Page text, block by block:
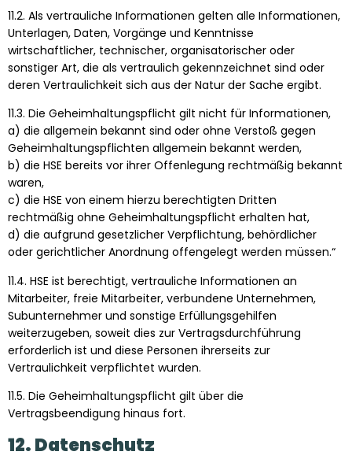
11.2. Als vertrauliche Informationen gelten alle Informationen,
Unterlagen, Daten, Vorgänge und Kenntnisse
wirtschaftlicher, technischer, organisatorischer oder
sonstiger Art, die als vertraulich gekennzeichnet sind oder
deren Vertraulichkeit sich aus der Natur der Sache ergibt.
11.3. Die Geheimhaltungspflicht gilt nicht für Informationen,
a) die allgemein bekannt sind oder ohne Verstoß gegen
Geheimhaltungspflichten allgemein bekannt werden,
b) die HSE bereits vor ihrer Offenlegung rechtmäßig bekannt
waren,
c) die HSE von einem hierzu berechtigten Dritten
rechtmäßig ohne Geheimhaltungspflicht erhalten hat,
d) die aufgrund gesetzlicher Verpflichtung, behördlicher
oder gerichtlicher Anordnung offengelegt werden müssen.“
11.4. HSE ist berechtigt, vertrauliche Informationen an
Mitarbeiter, freie Mitarbeiter, verbundene Unternehmen,
Subunternehmer und sonstige Erfüllungsgehilfen
weiterzugeben, soweit dies zur Vertragsdurchführung
erforderlich ist und diese Personen ihrerseits zur
Vertraulichkeit verpflichtet wurden.
11.5. Die Geheimhaltungspflicht gilt über die
Vertragsbeendigung hinaus fort.
12. Datenschutz